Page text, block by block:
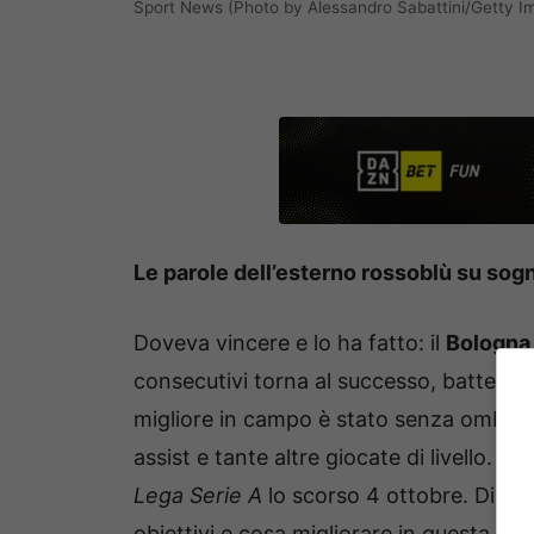
Sport News (Photo by Alessandro Sabattini/Getty
Le parole dell’esterno rossoblù su
Doveva vincere e lo ha fatto: il Bologna
consecutivi torna al successo,
migliore in campo è stato senza ombra
assist e tante altre giocate di livello. Lo
Lega Serie A lo scorso 4 ottobre.